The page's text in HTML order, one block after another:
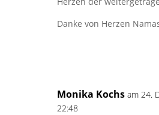
Danke von Herzen
Monika Kochs am 24.
22:48